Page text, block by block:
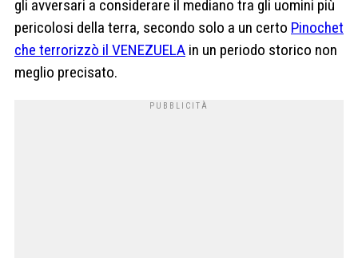
gli avversari a considerare il mediano tra gli uomini più
pericolosi della terra, secondo solo a un certo Pinochet
che terrorizzò il VENEZUELA in un periodo storico non
meglio precisato.